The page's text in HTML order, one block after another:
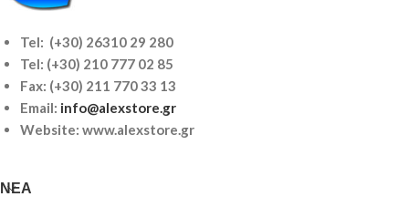
Tel: (+30) 26310 29 280
Tel: (+30) 210 777 02 85
Fax: (+30) 211 770 33 13
Email: info@alexstore.gr
Website: www.alexstore.gr
ΝΈΑ